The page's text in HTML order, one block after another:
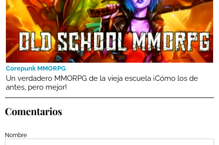
Corepunk MMORPG
Un verdadero MMORPG de la vieja escuela ¡Cómo los de
antes, pero mejor!
Comentarios
Nombre